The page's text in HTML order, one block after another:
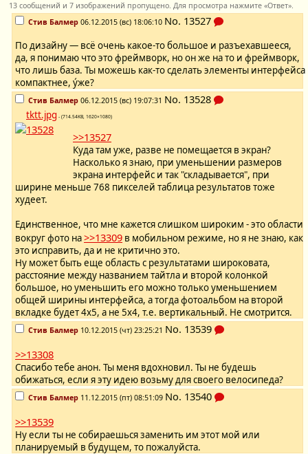
13 сообщений и 7 изображений пропущено. Для просмотра нажмите «Ответ».
Стив Балмер 06.12.2015 (вс) 18:06:10 No. 13527
По дизайну — всё очень какое-то большое и разъехавшееся,
да, я понимаю что это фреймворк, но он же на то и фреймворк,
что лишь база. Ты можешь как-то сделать элементы интерфейса
компактнее, ýже?
Стив Балмер 06.12.2015 (вс) 19:07:31 No. 13528
tktt.jpg - (714.54KB, 1620×1080)
>>13527
Куда там уже, разве не помещается в экран?
Насколько я знаю, при уменьшении размеров
экрана интерфейс и так "складывается", при
ширине меньше 768 пикселей таблица результатов тоже
худеет.
Единственное, что мне кажется слишком широким - это области
вокруг фото на>>13309 в мобильном режиме, но я не знаю, как
это исправить, да и не критично это.
Ну может быть еще область с результатами широковата,
расстояние между названием тайтла и второй колонкой
большое, но уменьшить его можно только уменьшением
общей ширины интерфейса, а тогда фотоальбом на второй
вкладке будет 4х5, а не 5х4, т.е. вертикальный. Не смотрится.
Стив Балмер 10.12.2015 (чт) 23:25:21 No. 13539
>>13308
Спасибо тебе анон. Ты меня вдохновил. Ты не будешь
обижаться, если я эту идею возьму для своего велосипеда?
Стив Балмер 11.12.2015 (пт) 08:51:09 No. 13540
>>13539
Ну если ты не собираешься заменить им этот мой или
планируемый в будущем, то пожалуйста.